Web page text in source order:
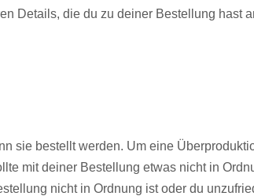
Details, die du zu deiner Bestellung hast
sie bestellt werden. Um eine
mit deiner Bestellung etwas nicht in
nicht in Ordnung ist oder du